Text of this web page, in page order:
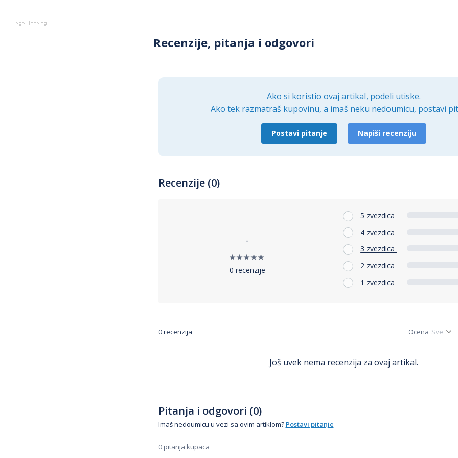
Recenzije, pitanja i odgovori
Ako si koristio ovaj artikal, podeli utiske.
Ako tek razmatraš kupovinu, a imaš neku nedoumicu, postavi
Postavi pitanje Napiši recenziju
Recenzije (0)
-
0 recenzije
5 zvezdica
4 zvezdica
3 zvezdica
2 zvezdica
1 zvezdica
0 recenzija Ocena
Još uvek nema recenzija za ovaj artikal.
Pitanja i odgovori (0)
Imaš nedoumicu u vezi sa ovim artiklom? Postavi pitanje
0 pitanja kupaca